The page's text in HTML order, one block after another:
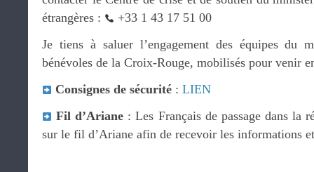
étrangères :
+33 1 43 17 51 00
Je tiens à saluer l’engagement des équipes du
bénévoles de la Croix-Rouge, mobilisés pour venir
Consignes de sécurité: LIEN
Fil d’Ariane : Les Français de passage dans la
sur le fil d’Ariane afin de recevoir les informations